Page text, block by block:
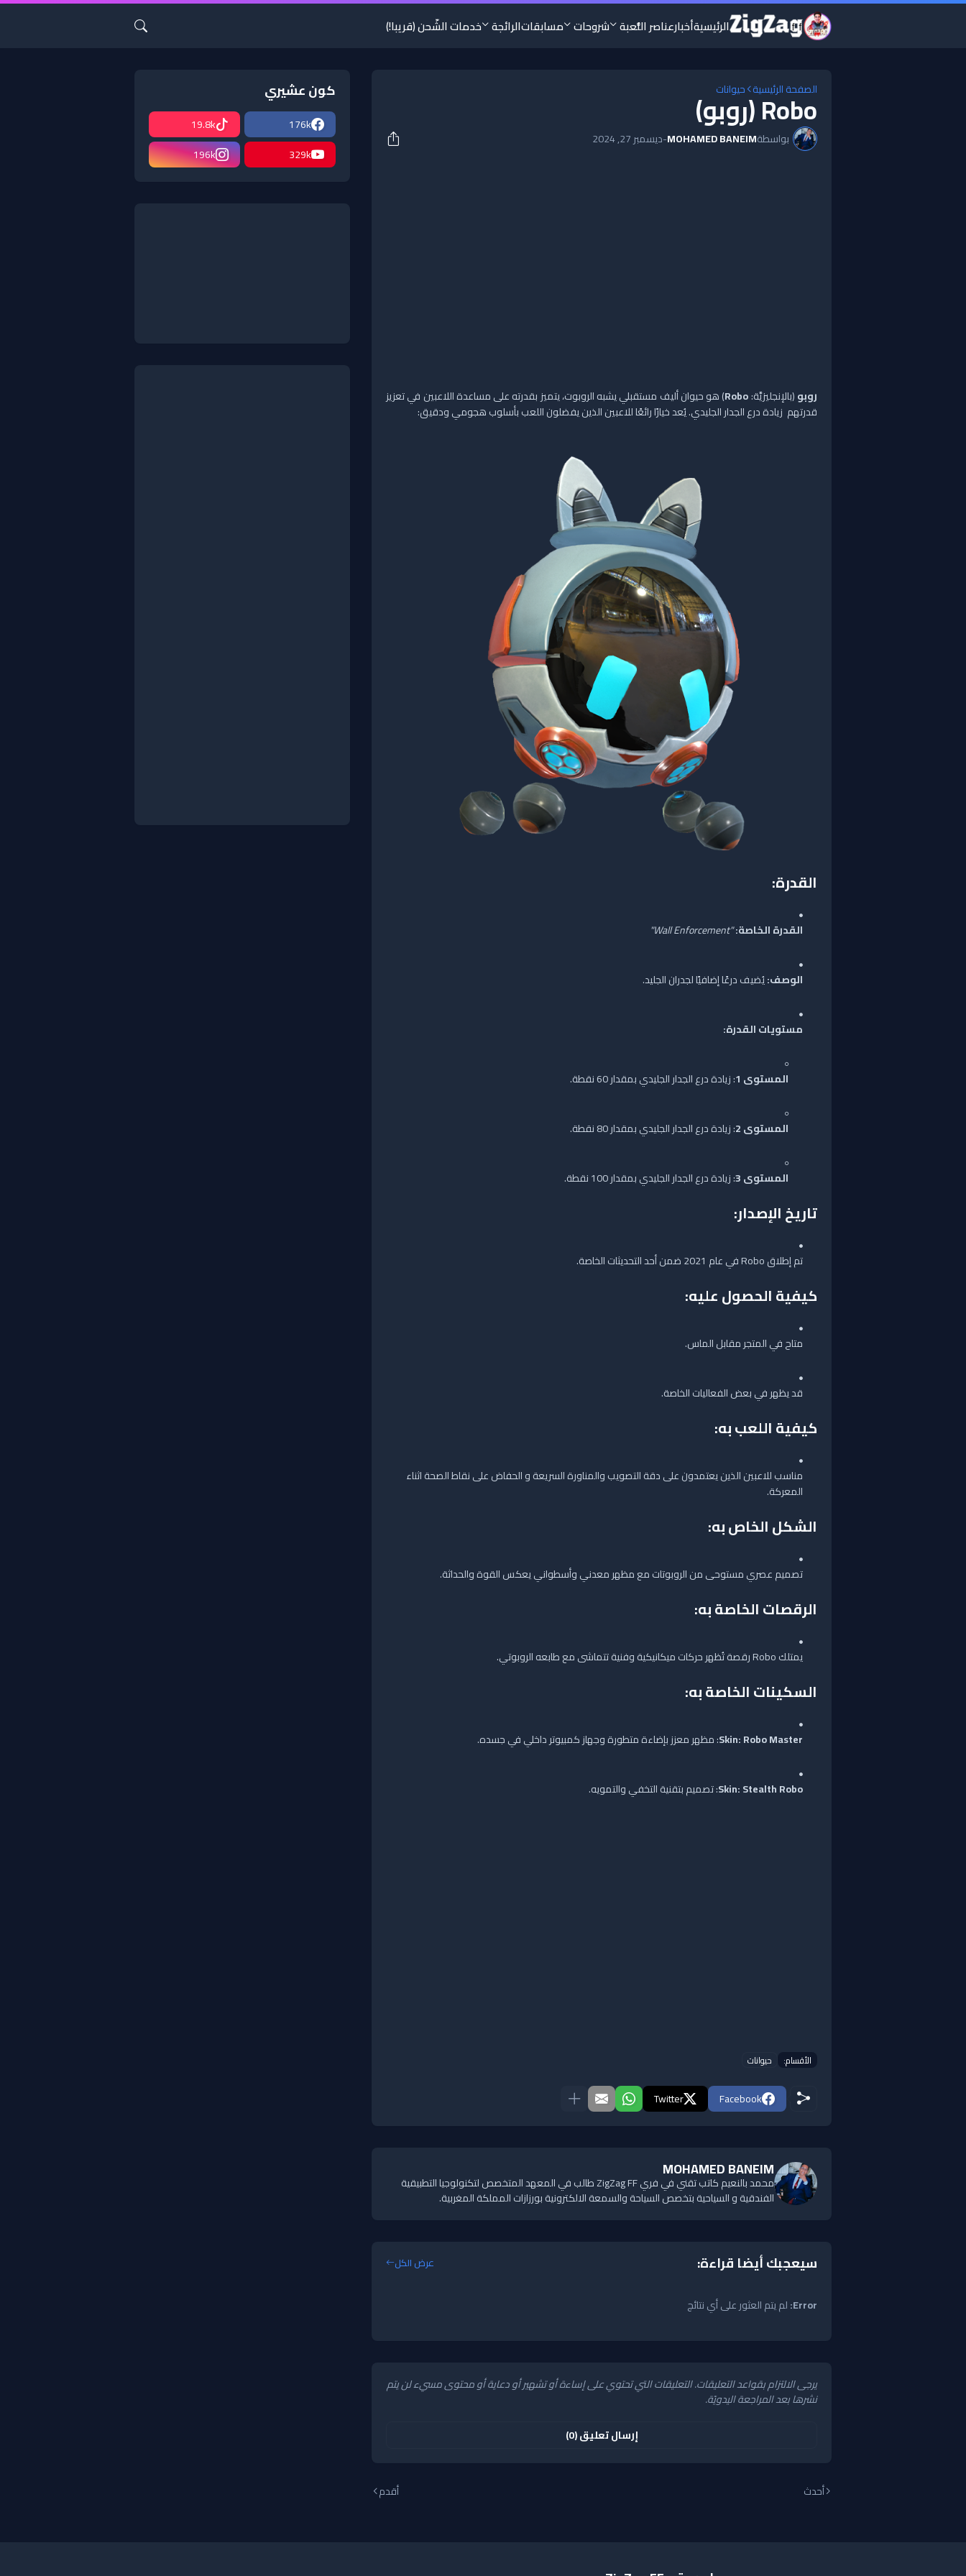
الرئيسيةأخبارعناصر اللُّعبة شروحات مسابقاتالرائجة خدمات الشّحن (قريبا!)
الصفحة الرئيسية حيوانات Robo (روبو)
بواسطةMOHAMED BANEIM
-ديسمبر 27, 2024
روبو(بالإنجليزيَّة:Robo) هو حيوان أليف مستقبلي يشبه الروبوت، يتميز بقدرته على مساعدة اللاعبين في تعزيز
قدرتهم زيادة درع الجدار الجليدي. يُعد خيارًا رائعًا للاعبين الذين يفضلون اللعب بأسلوب هجومي ودقيق:
القدرة:
القدرة الخاصة:"Wall Enforcement"
الوصف:يُضيف درعًا إضافيًا لجدران الجليد.
مستويات القدرة:
المستوى 1 : زيادة درع الجدار الجليدي بمقدار 60 نقطة.
المستوى 2 : زيادة درع الجدار الجليدي بمقدار 80 نقطة.
المستوى 3 : زيادة درع الجدار الجليدي بمقدار 100 نقطة.
تاريخ الإصدار:
تم إطلاق Robo في عام 2021 ضمن أحد التحديثات الخاصة.
كيفية الحصول عليه:
متاح في المتجر مقابل الماس.
قد يظهر في بعض الفعاليات الخاصة.
كيفية اللعب به:
مناسب للاعبين الذين يعتمدون على دقة التصويب والمناورة السريعة و الحفاض على نقاط الصحة اثناء
المعركة.
الشكل الخاص به:
تصميم عصري مستوحى من الروبوتات مع مظهر معدني وأسطواني يعكس القوة والحداثة.
الرقصات الخاصة به:
يمتلك Robo رقصة تُظهر حركات ميكانيكية وفنية تتماشى مع طابعه الروبوتي.
السكينات الخاصة به:
Skin: Robo Master: مظهر معزز بإضاءة متطورة وجهاز كمبيوتر داخلي في جسده.
Skin: Stealth Robo: تصميم بتقنية التخفي والتمويه.
الأقسام: حيوانات
Facebook
Twitter
MOHAMED BANEIM
محمد بالنعيم كاتب تقني في فري ZigZag FF طالب في المعهد المتخصص لتكنولوجيا التطبيقية
الفندقية و السياحية بتخصص السياحة والسمعة الالكترونية بورزازات المملكة المغربية.
سيعجبك أيضا قراءة: عرض الكل
Error: لم يتم العثور على أي نتائج
يرجى الالتزام بقواعد التعليقات. التعليقات التي تحتوي على إساءة أو تشهير أو دعاية أو محتوى مسيء لن يتم
نشرها بعد المراجعة اليدويّة.
إرسال تعليق (0)
أحدث أقدم
كون عشيري
176k
19.8k
329k
196k